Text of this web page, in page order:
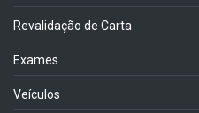
Revalidação de Carta
Exames
Veículos